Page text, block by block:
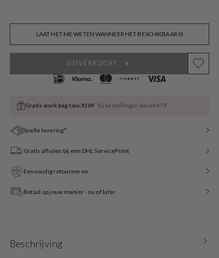
Beschrijving
LAAT HET ME WETEN WANNEER HET BESCHIKBAAR IS
UITVERKOCHT
Gratis work bag t.w.v. €109 bij bestellingen boven €75
Snelle levering*
Gratis afhalen bij een DHL ServicePoint
Eenvoudig retourneren
Betaal op jouw manier - nu of later